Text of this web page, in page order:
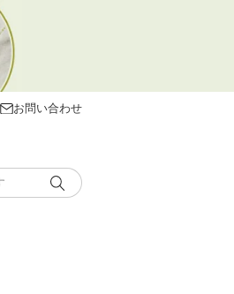
お問い合わせ